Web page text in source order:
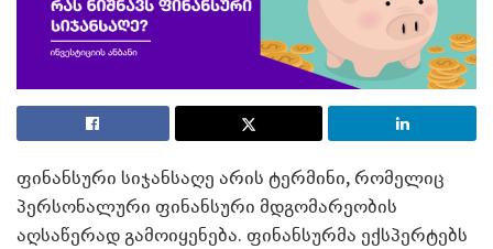
ფინანსური სიჯანსაღე არის ტერმინი, რომელიც
პერსონალური ფინანსური მდგომარეობის
აღსაწერად გამოიყენება. ფინანსურმა ექსპერტებს